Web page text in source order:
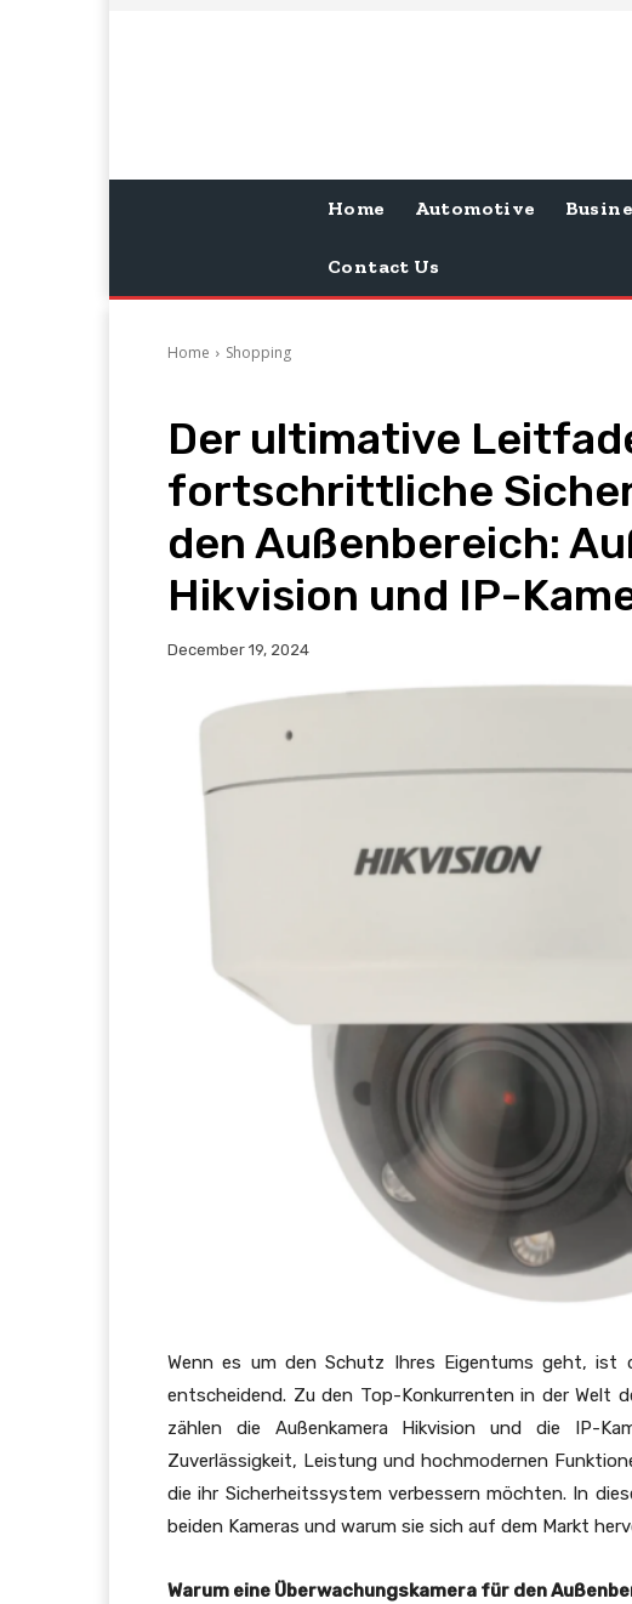
Home Automotive
Contact Us
Home Shopping
Der ultimative
fortschrittliche
den Außenbereich:
Hikvision und IP-
December 19, 2024
Wenn es um den Schutz Ihres Eigentums geht, ist
entscheidend. Zu den Top-Konkurrenten in der Welt
zählen die Außenkamera Hikvision und die IP-
Zuverlässigkeit, Leistung und hochmodernen
die ihr Sicherheitssystem verbessern möchten. In
beiden Kameras und warum sie sich auf dem Markt
Warum eine Überwachungskamera für den